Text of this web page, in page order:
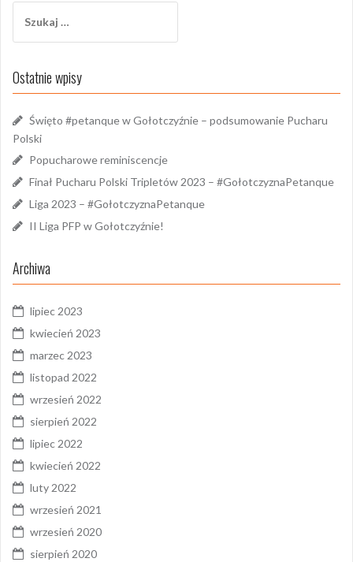
Ostatnie wpisy
Święto #petanque w Gołotczyźnie – podsumowanie Pucharu
Polski
Popucharowe reminiscencje
Finał Pucharu Polski Tripletów 2023 – #GołotczyznaPetanque
Liga 2023 – #GołotczyznaPetanque
II Liga PFP w Gołotczyźnie!
Archiwa
lipiec 2023
kwiecień 2023
marzec 2023
listopad 2022
wrzesień 2022
sierpień 2022
lipiec 2022
kwiecień 2022
luty 2022
wrzesień 2021
wrzesień 2020
sierpień 2020